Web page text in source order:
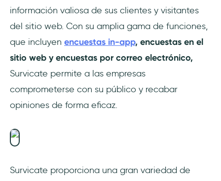
información valiosa de sus clientes y visitantes
del sitio web. Con su amplia gama de funciones,
que incluyen encuestas in-app, encuestas en el
sitio web y encuestas por correo electrónico,
Survicate permite a las empresas
comprometerse con su público y recabar
opiniones de forma eficaz.
Survicate proporciona una gran variedad de